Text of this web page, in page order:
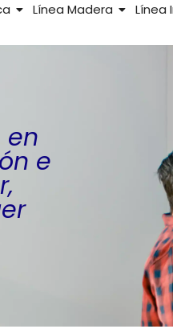
Línea Madera Línea
en
e